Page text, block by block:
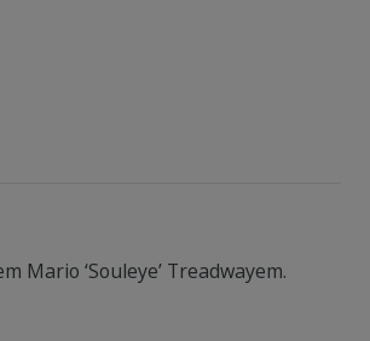
Mario ‘Souleye’ Treadwayem.